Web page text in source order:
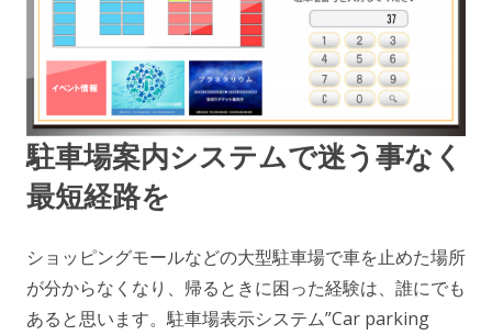
駐車場案内システムで迷う事なく
最短経路を
ショッピングモールなどの大型駐車場で車を止めた場所
が分からなくなり、帰るときに困った経験は、誰にでも
あると思います。駐車場表示システム”Car parking